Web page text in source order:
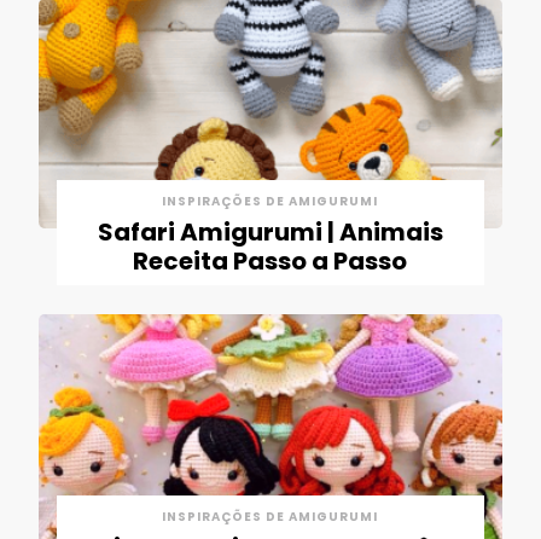
INSPIRAÇÕES DE AMIGURUMI
Safari Amigurumi | Animais
Receita Passo a Passo
INSPIRAÇÕES DE AMIGURUMI